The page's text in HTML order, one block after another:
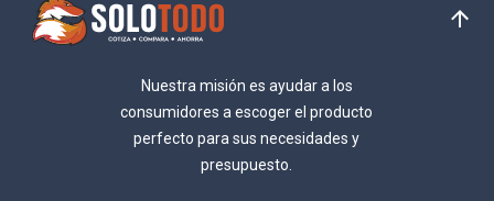
Nuestra misión es ayudar a los
consumidores a escoger el producto
perfecto para sus necesidades y
presupuesto.